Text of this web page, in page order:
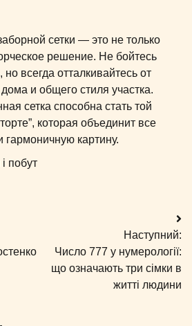
сетки — это не только
решение. Не бойтесь
всегда отталкивайтесь от
и общего стиля участка.
сетка способна стать той
которая объединит все
картину.
побут
Наступний:
Число 777 у нумерології:
що означають три сімки в
житті людини